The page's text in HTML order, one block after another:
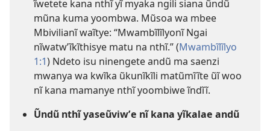
ĩwetete kana nthĩ yĩ myaka ngili siana ũndũ
mũna kuma yoombwa. Mũsoa wa mbee
Mbivilianĩ waĩtye: “Mwambĩlĩlyonĩ Ngai
nĩwatwʼĩkĩthisye matu na nthĩ.” (Mwambĩlĩlyo
1:1) Ndeto isu ninengete andũ ma saenzi
mwanya wa kwĩka ũkunĩkĩli matũmĩĩte ũĩ woo
nĩ kana mamanye nthĩ yoombiwe ĩndĩĩ.
Ũndũ nthĩ yaseũviwʼe nĩ kana yĩkalae andũ